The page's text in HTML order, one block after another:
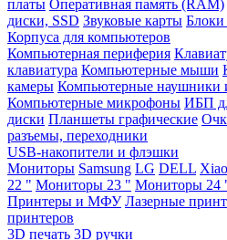
платы Оперативная память (RAM)
диски, SSD Звуковые карты Блоки
Корпуса для компьютеров
Компьютерная периферия
клавиатура Компьютерные мыши
камеры Компьютерные наушники
Компьютерные микрофоны ИБП
диски Планшеты графические
разъемы, переходники
USB-накопители и флэшки
Мониторы Samsung LG DELL
22 " Мониторы 23 " Мониторы 24
Принтеры и МФУ Лазерные
принтеров
3D печать 3D ручки